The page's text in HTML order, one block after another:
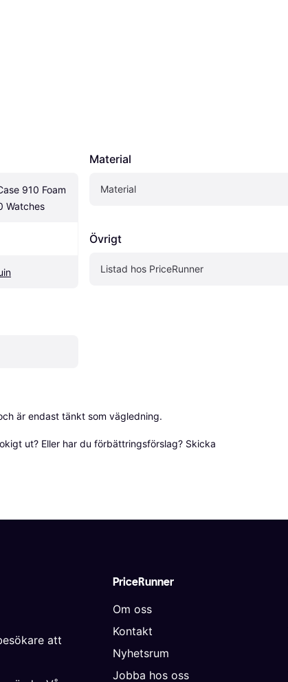
910 Foam
Watches
Material
Material
Övrigt
Listad hos PriceRunner
är endast tänkt som vägledning.
ut? Eller har du förbättringsförslag? Skicka
PriceRunner
Om oss
Kontakt
Nyhetsrum
Jobba hos oss
att